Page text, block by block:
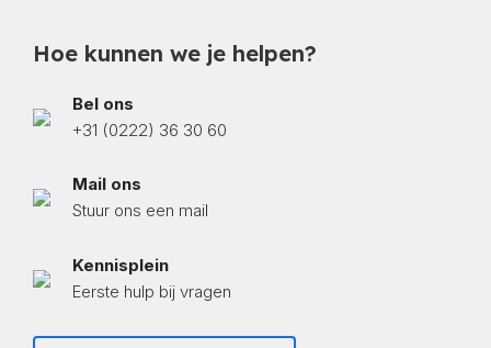
Hoe kunnen we je helpen?
Bel ons
+31 (0222) 36 30 60
Mail ons
Stuur ons een mail
Kennisplein
Eerste hulp bij vragen